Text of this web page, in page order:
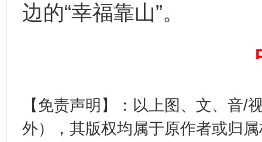
边的“幸福靠山”。
【免责声明】：以上图、文、音/
外），其版权均属于原作者或归
东山县通报“牛蛙产品抗生素超标问题” 法